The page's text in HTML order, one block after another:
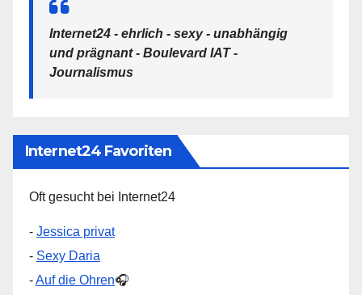
Internet24 - ehrlich - sexy - unabhängig
und prägnant - Boulevard IAT -
Journalismus
Internet24 Favoriten
Oft gesucht bei Internet24
- Jessica privat
- Sexy Daria
-Auf die Ohren🎧